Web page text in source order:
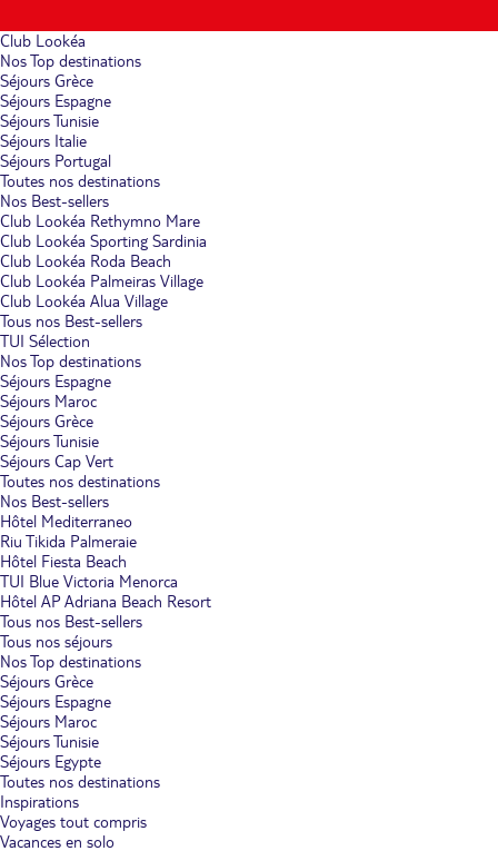
Club Lookéa
Nos Top destinations
Séjours Grèce
Séjours Espagne
Séjours Tunisie
Séjours Italie
Séjours Portugal
Toutes nos destinations
Nos Best-sellers
Club Lookéa Rethymno Mare
Club Lookéa Sporting Sardinia
Club Lookéa Roda Beach
Club Lookéa Palmeiras Village
Club Lookéa Alua Village
Tous nos Best-sellers
TUI Sélection
Nos Top destinations
Séjours Espagne
Séjours Maroc
Séjours Grèce
Séjours Tunisie
Séjours Cap Vert
Toutes nos destinations
Nos Best-sellers
Hôtel Mediterraneo
Riu Tikida Palmeraie
Hôtel Fiesta Beach
TUI Blue Victoria Menorca
Hôtel AP Adriana Beach Resort
Tous nos Best-sellers
Tous nos séjours
Nos Top destinations
Séjours Grèce
Séjours Espagne
Séjours Maroc
Séjours Tunisie
Séjours Egypte
Toutes nos destinations
Inspirations
Voyages tout compris
Vacances en solo